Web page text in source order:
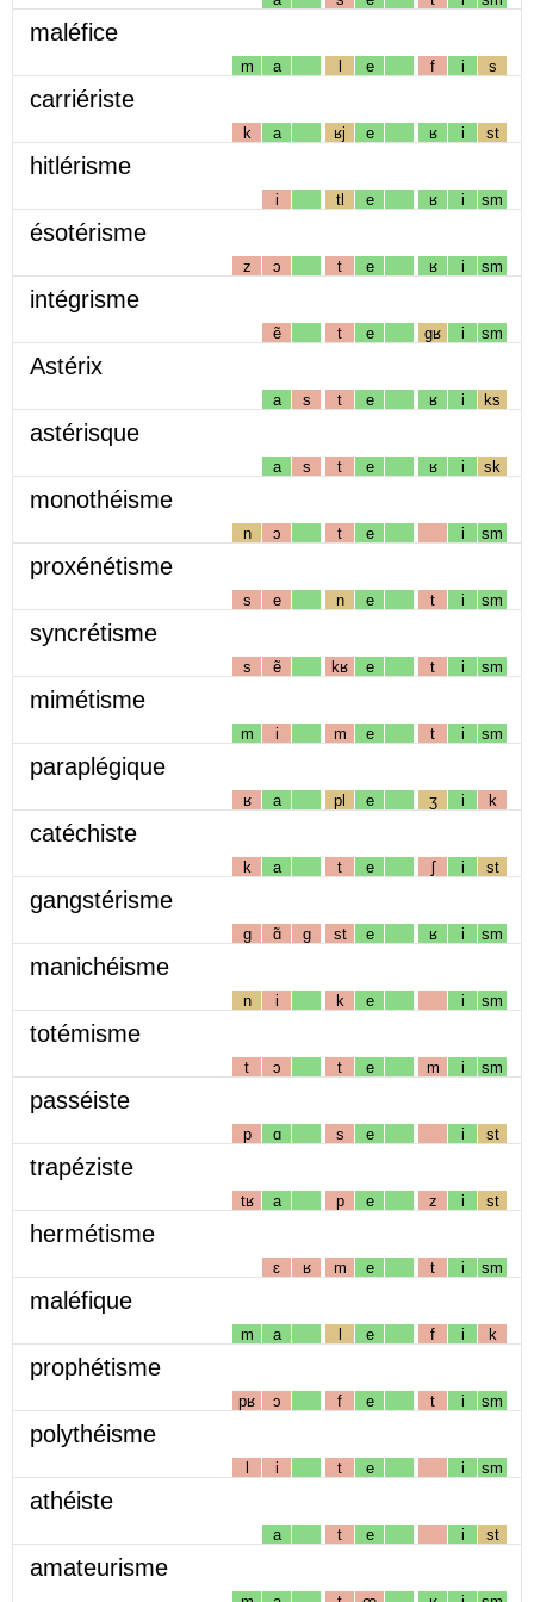
maléfice
m a l e f i s
carriériste
k a ʁj e ʁ i st
hitlérisme
i tl e ʁ i sm
ésotérisme
z ɔ t e ʁ i sm
intégrisme
ẽ t e gʁ i sm
Astérix
a s t e ʁ i ks
astérisque
a s t e ʁ i sk
monothéisme
n ɔ t e i sm
proxénétisme
s e n e t i sm
syncrétisme
s ẽ kʁ e t i sm
mimétisme
m i m e t i sm
paraplégique
ʁ a pl e ʒ i k
catéchiste
k a t e ʃ i st
gangstérisme
g ɑ̃ g st e ʁ i sm
manichéisme
n i k e i sm
totémisme
t ɔ t e m i sm
passéiste
p ɑ s e i st
trapéziste
tʁ a p e z i st
hermétisme
ɛ ʁ m e t i sm
maléfique
m a l e f i k
prophétisme
pʁ ɔ f e t i sm
polythéisme
l i t e i sm
athéiste
a t e i st
amateurisme